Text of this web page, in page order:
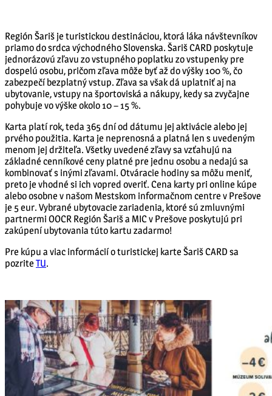
Región Šariš je turistickou destináciou, ktorá láka návštevníkov
priamo do srdca východného Slovenska. Šariš CARD poskytuje
jednorázovú zľavu zo vstupného poplatku zo vstupenky pre
dospelú osobu, pričom zľava môže byť až do výšky 100 %, čo
zabezpečí bezplatný vstup. Zľava sa však dá uplatniť aj na
ubytovanie, vstupy na športoviská a nákupy, kedy sa zvyčajne
pohybuje vo výške okolo 10 – 15 %.
Karta platí rok, teda 365 dní od dátumu jej aktivácie alebo jej
prvého použitia. Karta je neprenosná a platná len s uvedeným
menom jej držiteľa. Všetky uvedené zľavy sa vzťahujú na
základné cenníkové ceny platné pre jednu osobu a nedajú sa
kombinovať s inými zľavami. Otváracie hodiny sa môžu meniť,
preto je vhodné si ich vopred overiť. Cena karty pri online kúpe
alebo osobne v našom Mestskom informačnom centre v Prešove
je 5 eur. Vybrané ubytovacie zariadenia, ktoré sú zmluvnými
partnermi OOCR Región Šariš a MIC v Prešove poskytujú pri
zakúpení ubytovania túto kartu zadarmo!
Pre kúpu a viac informácií o turistickej karte Šariš CARD sa
pozrite TU.